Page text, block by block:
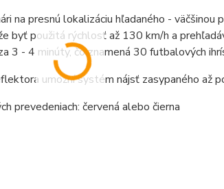
na presnú lokalizáciu hľadaného -
byť použitá rýchlosť až 130 km/h a
3 - 4 minúty, čo znamená 30 futbalových
umožní systém nájsť zasypaného až
prevedeniach: červená alebo čierna